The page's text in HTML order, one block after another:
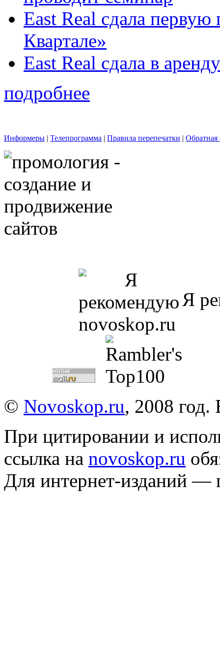
East Real сдала
Квартале»
East Real сдала в
подробнее
Информеры | Телепрограмма | Правила перепечатки | Обратная
Я
© Novoskop.ru, 2008
При цитировании и
ссылка на novoskop.ru
Для интернет-изданий —